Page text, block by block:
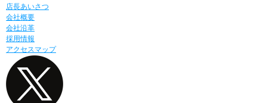
店長あいさつ
会社概要
会社沿革
採用情報
アクセスマップ